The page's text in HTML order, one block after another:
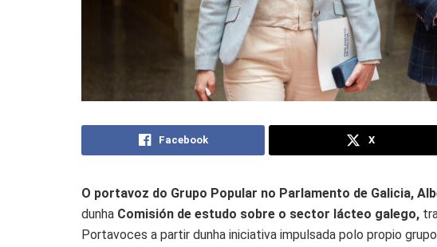
Facebook X
O portavoz do Grupo Popular no Parlamento de Galicia,
dunha Comisión de estudo sobre o sector lácteo galego,
Portavoces a partir dunha iniciativa impulsada polo propio